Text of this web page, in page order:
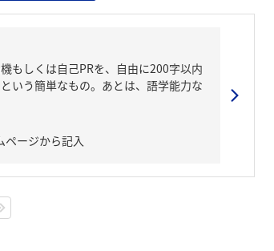
機もしくは自己PRを、自由に200字以内
いう簡単なもの。あとは、語学能力な
ページから記入